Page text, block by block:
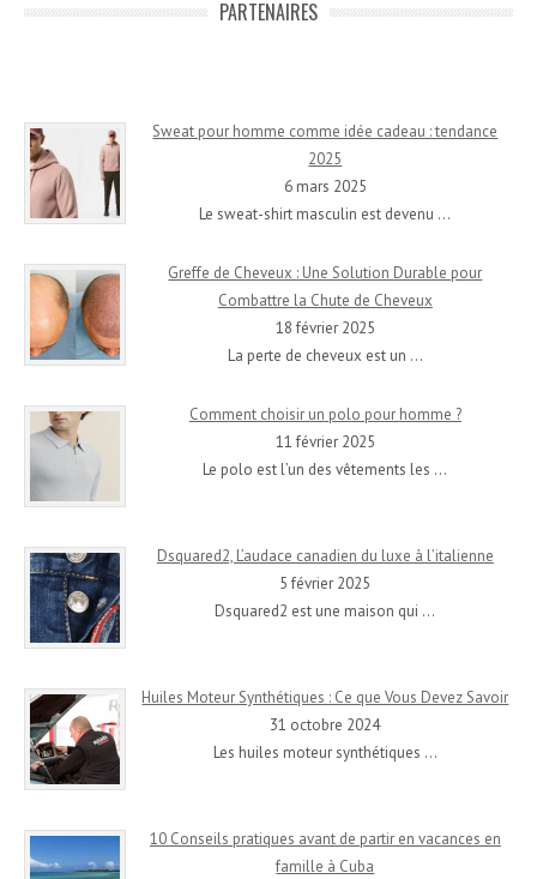
PARTENAIRES
Sweat pour homme comme idée cadeau : tendance
2025
6 mars 2025
Le sweat-shirt masculin est devenu …
Greffe de Cheveux : Une Solution Durable pour
Combattre la Chute de Cheveux
18 février 2025
La perte de cheveux est un …
Comment choisir un polo pour homme ?
11 février 2025
Le polo est l’un des vêtements les …
Dsquared2, L’audace canadien du luxe à l’italienne
5 février 2025
Dsquared2 est une maison qui …
Huiles Moteur Synthétiques : Ce que Vous Devez Savoir
31 octobre 2024
Les huiles moteur synthétiques …
10 Conseils pratiques avant de partir en vacances en
famille à Cuba